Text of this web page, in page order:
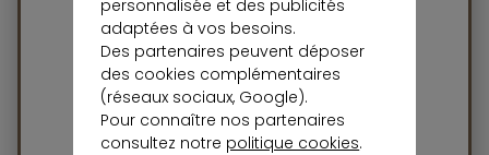
Large choix de fonds (actions, ETF, OPCVM,
etc.)
Frais de courtage compétitifs
Aucun droits de garde
Ouverture du compte dès 1€
personnalisée et des publicités
adaptées à vos besoins.
Des partenaires peuvent déposer
des cookies complémentaires
(réseaux sociaux, Google).
Pour connaître nos partenaires
consultez notre politique cookies.